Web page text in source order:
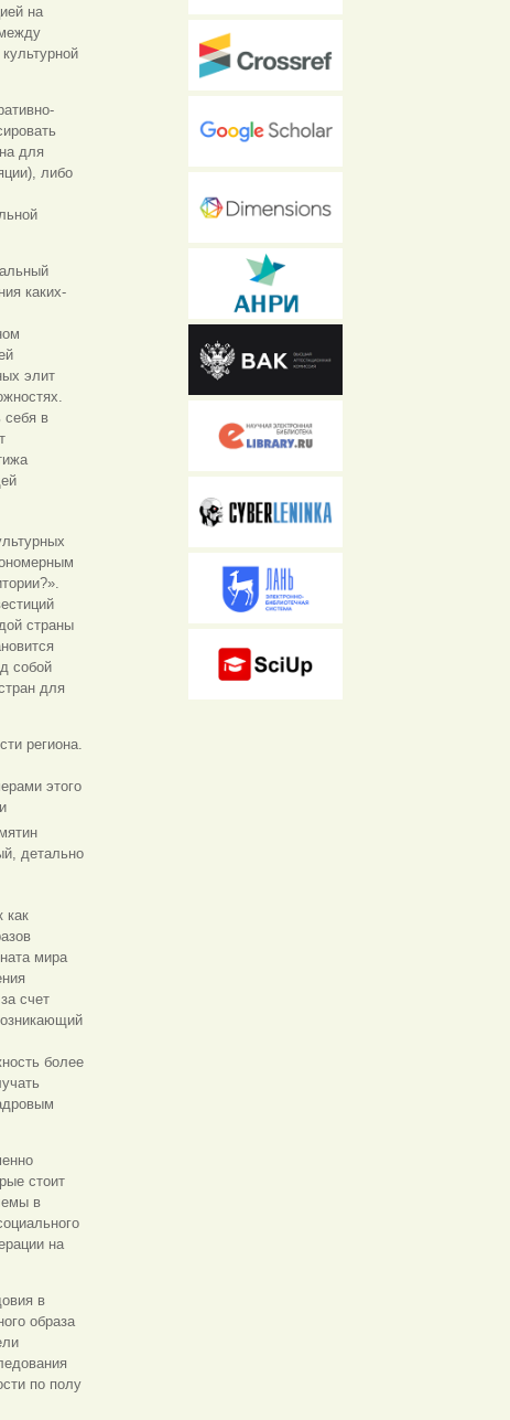
на
для
либо
каких-
элит
себя в
страны
собой
для
региона.
этого
детально
как
мира
счет
более
стоит
в
на
в
образа
по полу